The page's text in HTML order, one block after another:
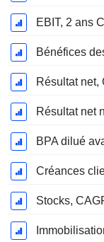
EBIT, 2 ans
Résultat net,
Résultat net
BPA dilué
Créances
Stocks,